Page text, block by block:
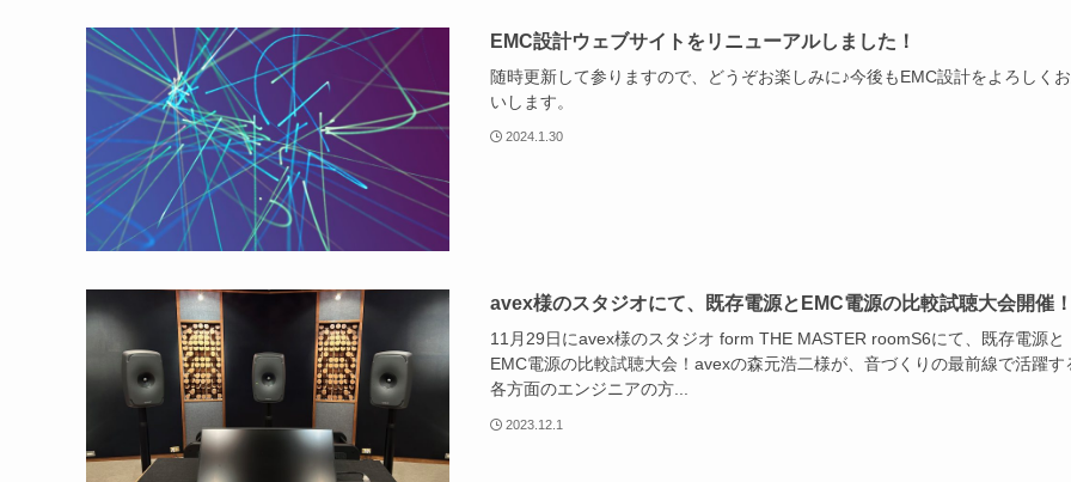
EMC設計ウェブサイトをリニューアルしました！
随時更新して参りますので、どうぞお楽しみに♪今後もEMC設計をよろしく
いします。
2024.1.30
avex様のスタジオにて、既存電源とEMC電源の比較試聴大会開催！
11月29日にavex様のスタジオ form THE MASTER roomS6にて、既存電源と
EMC電源の比較試聴大会！avexの森元浩二様が、音づくりの最前線で活躍す
各方面のエンジニアの方...
2023.12.1